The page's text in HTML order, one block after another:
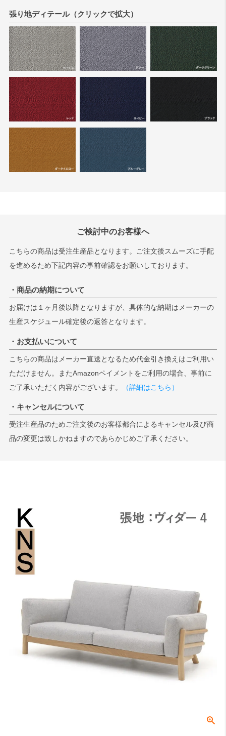
張り地ディテール（クリックで拡大）
ご検討中のお客様へ
こちらの商品は受注生産品となります。ご注文後スムーズに手配
を進めるため下記内容の事前確認をお願いしております。
・商品の納期について
お届けは１ヶ月後以降となりますが、具体的な納期はメーカーの
生産スケジュール確定後の返答となります。
・お支払いについて
こちらの商品はメーカー直送となるため代金引き換えはご利用い
ただけません。またAmazonペイメントをご利用の場合、事前に
ご了承いただく内容がございます。
（詳細はこちら）
・キャンセルについて
受注生産品のためご注文後のお客様都合によるキャンセル及び商
品の変更は致しかねますのであらかじめご了承ください。